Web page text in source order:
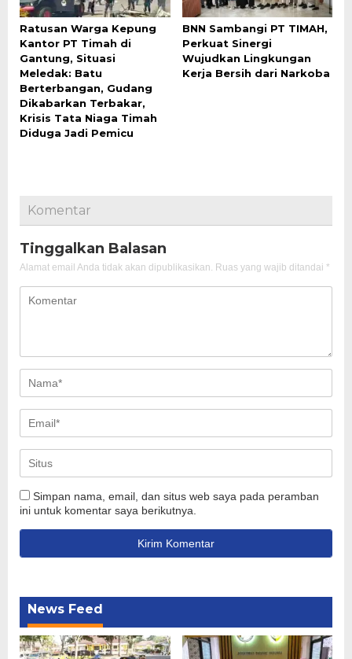
Ratusan Warga Kepung
Kantor PT Timah di
Gantung, Situasi
Meledak: Batu
Berterbangan, Gudang
Dikabarkan Terbakar,
Krisis Tata Niaga Timah
Diduga Jadi Pemicu
BNN Sambangi PT TIMAH,
Perkuat Sinergi
Wujudkan Lingkungan
Kerja Bersih dari Narkoba
Komentar
Tinggalkan Balasan
Alamat email Anda tidak akan dipublikasikan. Ruas yang wajib ditandai *
Simpan nama, email, dan situs web saya pada peramban
ini untuk komentar saya berikutnya.
News Feed